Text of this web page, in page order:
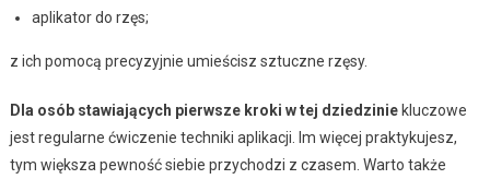
aplikator do rzęs;
z ich pomocą precyzyjnie umieścisz sztuczne rzęsy.
Dla osób stawiających pierwsze kroki w tej dziedziniekluczowe
jest regularne ćwiczenie techniki aplikacji. Im więcej praktykujesz,
tym większa pewność siebie przychodzi z czasem. Warto także